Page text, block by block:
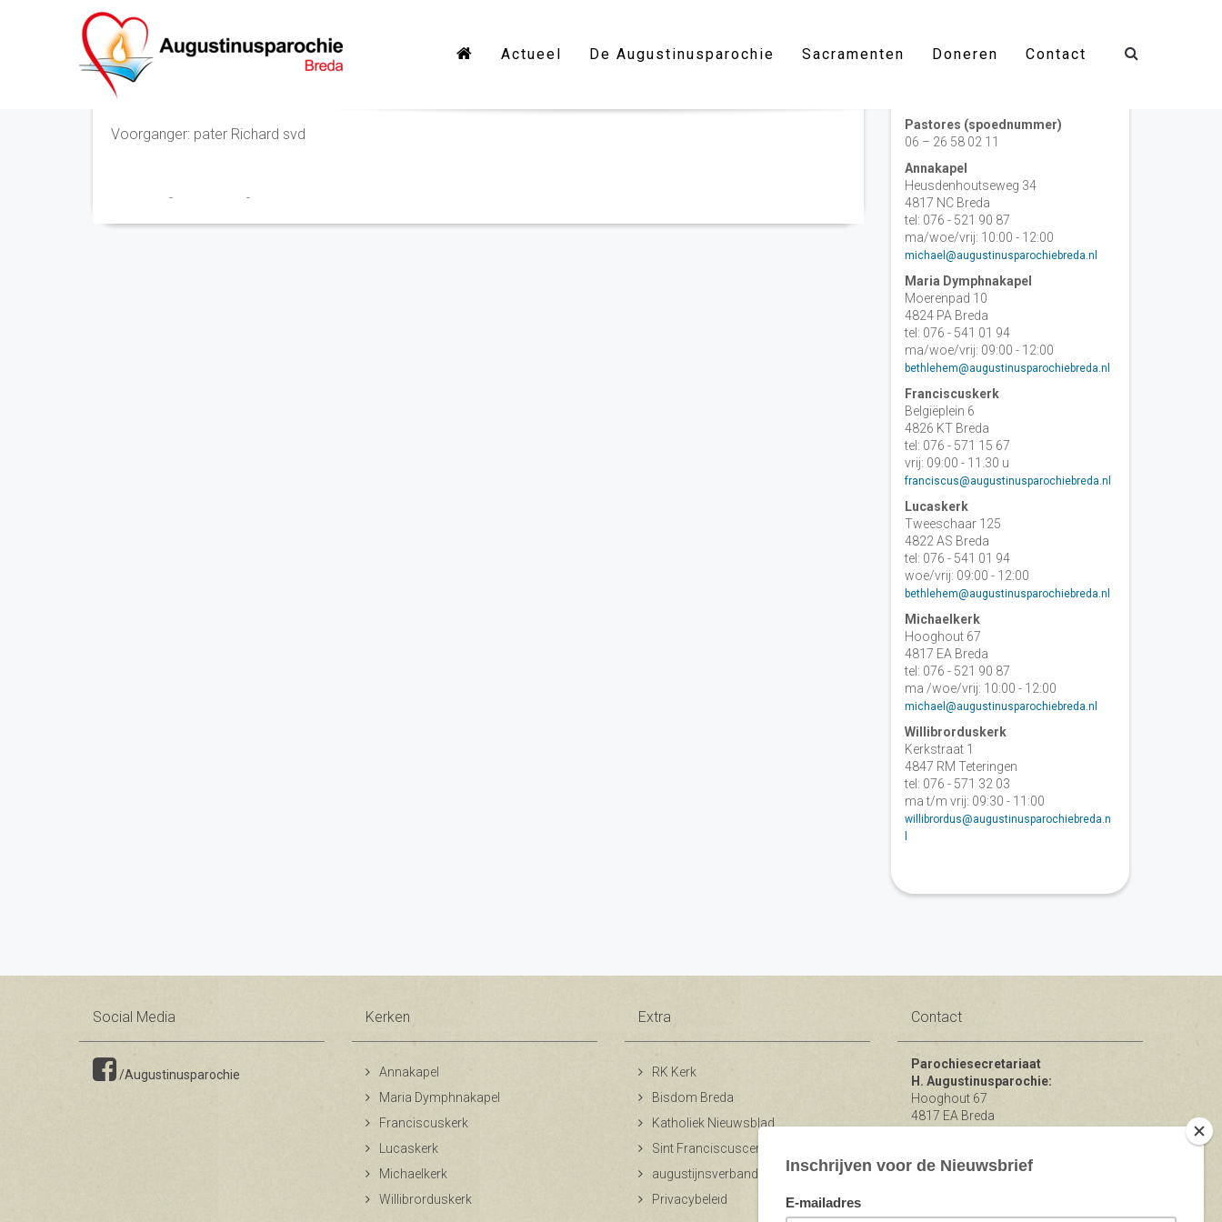
Actueel De Augustinusparochie Sacramenten Doneren Contact
Eucharistieviering
Voorganger: pater Richard svd
- -
Pastores (spoednummer)
06 – 26 58 02 11
Annakapel
Heusdenhoutseweg 34
4817 NC Breda
tel: 076 - 521 90 87
ma/woe/vrij: 10:00 - 12:00
michael@augustinusparochiebreda.nl
Maria Dymphnakapel
Moerenpad 10
4824 PA Breda
tel: 076 - 541 01 94
ma/woe/vrij: 09:00 - 12:00
bethlehem@augustinusparochiebreda.nl
Franciscuskerk
Belgiëplein 6
4826 KT Breda
tel: 076 - 571 15 67
vrij: 09:00 - 11.30 u
franciscus@augustinusparochiebreda.nl
Lucaskerk
Tweeschaar 125
4822 AS Breda
tel: 076 - 541 01 94
woe/vrij: 09:00 - 12:00
bethlehem@augustinusparochiebreda.nl
Michaelkerk
Hooghout 67
4817 EA Breda
tel: 076 - 521 90 87
ma /woe/vrij: 10:00 - 12:00
michael@augustinusparochiebreda.nl
Willibrorduskerk
Kerkstraat 1
4847 RM Teteringen
tel: 076 - 571 32 03
ma t/m vrij: 09:30 - 11:00
willibrordus@augustinusparochiebreda.n
Social Media
/Augustinusparochie
Kerken
Annakapel
Maria Dymphnakapel
Franciscuskerk
Lucaskerk
Michaelkerk
Willibrorduskerk
Extra
RK Kerk
Bisdom Breda
Katholiek Nieuwsblad
Sint Franciscuscentrum
augustijnsverband.nl
Privacybeleid
Contact
Parochiesecretariaat
H. Augustinusparochie:
Hooghout 67
4817 EA Breda
Bereikbaar op ma-woe-vrijdag van